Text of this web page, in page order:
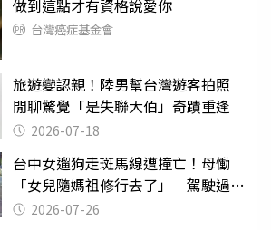
做到這點才有資格說愛你
台灣癌症基金會
旅遊變認親！陸男幫台灣遊客拍照
閒聊驚覺「是失聯大伯」奇蹟重逢
2026-07-18
台中女遛狗走斑馬線遭撞亡！母慟
「女兒隨媽祖修行去了」 駕駛過失
致死判9月
2026-07-26